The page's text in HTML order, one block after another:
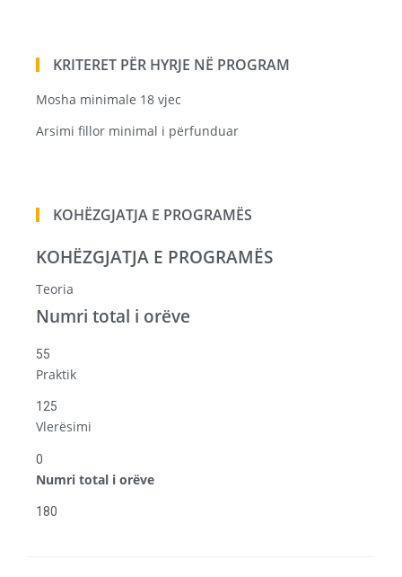
KRITERET PËR HYRJE NË PROGRAM
Mosha minimale 18 vjec
Arsimi fillor minimal i përfunduar
KOHËZGJATJA E PROGRAMËS
KOHËZGJATJA E PROGRAMËS
Teoria
Numri total i orëve
55
Praktik
125
Vlerësimi
0
Numri total i orëve
180